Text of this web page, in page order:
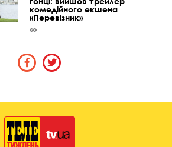
комедійного екшена
«Перевізник»